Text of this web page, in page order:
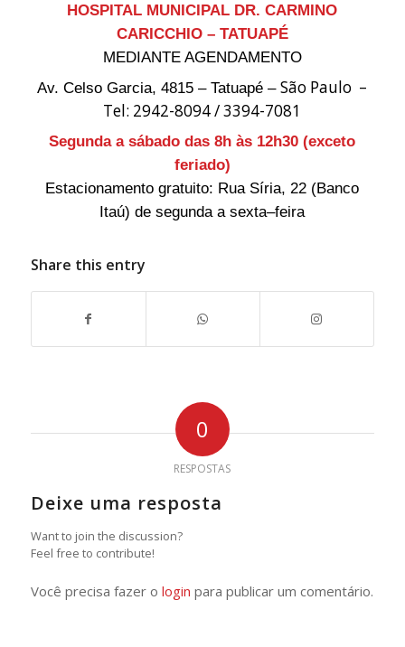
HOSPITAL MUNICIPAL DR. CARMINO
CARICCHIO – TATUAPÉ
MEDIANTE AGENDAMENTO
Av. Celso Garcia, 4815 – Tatuapé –São Paulo –
Tel: 2942-8094 / 3394-7081
Segunda a sábado das 8h às 12h30 (exceto
feriado)
Estacionamento gratuito: Rua Síria, 22 (Banco
Itaú) de segunda a sexta–feira
Share this entry
0
RESPOSTAS
Deixe uma resposta
Want to join the discussion?
Feel free to contribute!
Você precisa fazer o login para publicar um comentário.